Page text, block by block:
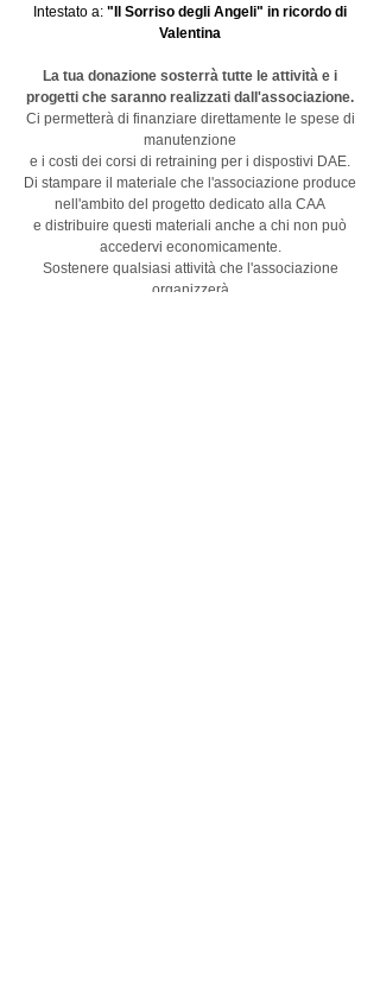
Intestato a: "Il Sorriso degli Angeli" in ricordo di
Valentina
La tua donazione sosterrà tutte le attività e i
progetti che saranno realizzati dall'associazione.
Ci permetterà di finanziare direttamente le spese di
manutenzione
e i costi dei corsi di retraining per i dispostivi DAE.
Di stampare il materiale che l'associazione produce
nell'ambito del progetto dedicato alla CAA
e distribuire questi materiali anche a chi non può
accedervi economicamente.
Sostenere qualsiasi attività che l'associazione
organizzerà